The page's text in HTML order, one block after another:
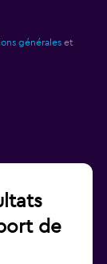
générales et
de